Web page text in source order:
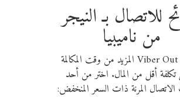
للاتصال بـ النيجر
من ناميبيا
يمنحك Viber Out المزيد من وقت المكالمة
تكلفة أقل من المال. اختر من أحد
المرنة ذات السعر المنخفض: